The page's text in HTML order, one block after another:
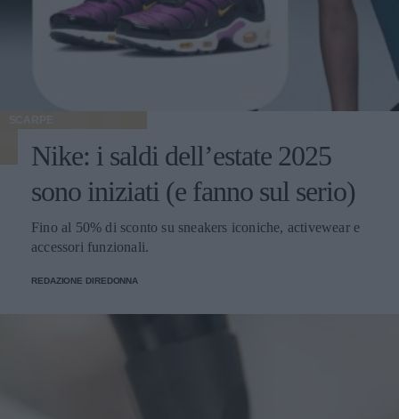
SCARPE
Nike: i saldi dell’estate 2025
sono iniziati (e fanno sul serio)
Fino al 50% di sconto su sneakers iconiche, activewear e
accessori funzionali.
REDAZIONE DIREDONNA